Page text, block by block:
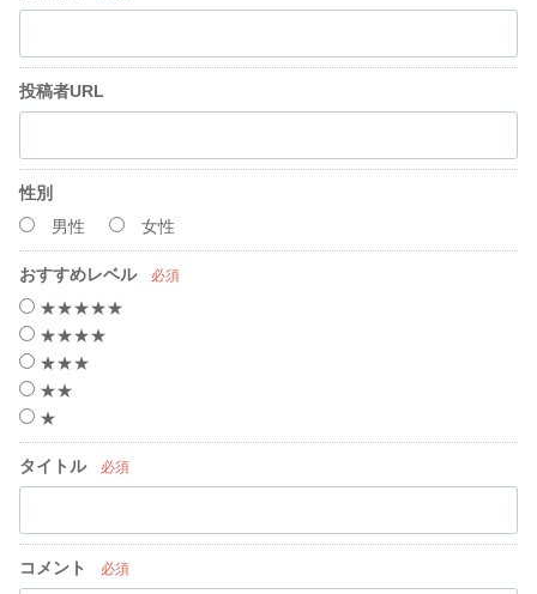
投稿者URL
性別
男性
女性
おすすめレベル 必須
★★★★★
★★★★
★★★
★★
★
タイトル 必須
コメント 必須